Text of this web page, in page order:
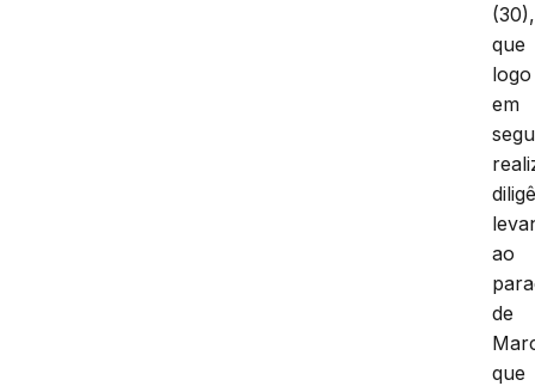
(30),
que
logo
em
ao
de
que